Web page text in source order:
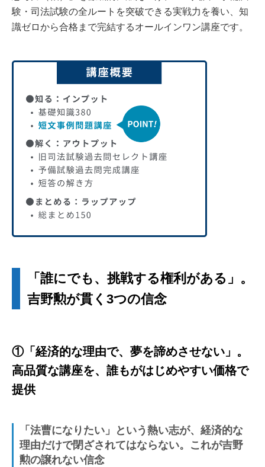
験・司法試験の全ルートを突破できる実戦力を養い、知
識ゼロから合格まで完結するオールインワン講座です。
「誰にでも、挑戦する権利がある」。
吉野勲が貫く3つの信念
①「経済的な理由で、夢を諦めさせない」。
高品質な講座を、誰もがはじめやすい価格で
提供
「法曹になりたい」という熱い志が、経済的な
理由だけで閉ざされてはならない。これが吉野
勲の譲れない信念